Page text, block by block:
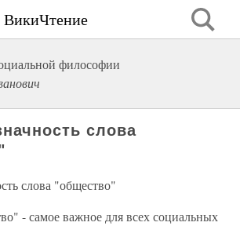
ВикиЧтение
философии
слова
слова "общество"
- самое важное для всех социальных